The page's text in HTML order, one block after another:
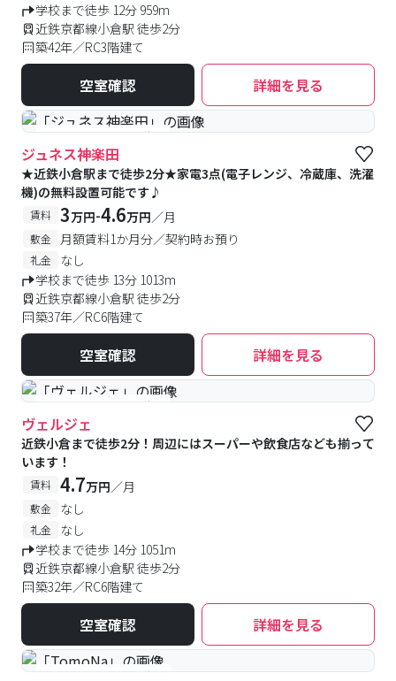
学校まで徒歩 12分 959m
近鉄京都線小倉駅 徒歩2分
築42年／RC3階建て
空室確認 詳細を見る
#予約受付中 #空室待ち
ジュネス神楽田
★近鉄小倉駅まで徒歩2分★家電3点(電子レンジ、冷蔵庫、洗濯
機)の無料設置可能です♪
賃料 3万円-4.6万円／月
敷金 月額賃料1か月分／契約時お預り
礼金
なし
学校まで徒歩 13分 1013m
近鉄京都線小倉駅 徒歩2分
築37年／RC6階建て
空室確認 詳細を見る
#予約受付中 #空室待ち
ヴェルジェ
近鉄小倉まで徒歩2分！周辺にはスーパーや飲食店なども揃って
います！
賃料 4.7万円／月
敷金 なし
礼金
なし
学校まで徒歩 14分 1051m
近鉄京都線小倉駅 徒歩2分
築32年／RC6階建て
空室確認 詳細を見る
#予約受付中 #空室待ち